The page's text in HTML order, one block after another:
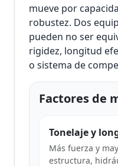
mueve por
robustez. Dos
pueden no ser
rigidez, longitud
o sistema de
Factores de
Tonelaje y
Más fuerza y
estructura,